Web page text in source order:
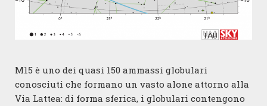
M15 è uno dei quasi 150 ammassi globulari
conosciuti che formano un vasto alone attorno alla
Via Lattea: di forma sferica, i globulari contengono